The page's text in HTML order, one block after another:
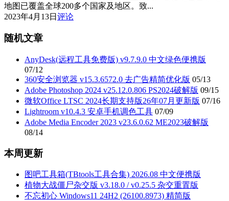
地图已覆盖全球200多个国家及地区。致...
2023年4月13日 评论
随机文章
AnyDesk(远程工具免费版) v9.7.9.0 中文绿色便携版
07/12
360安全浏览器 v15.3.6572.0 去广告精简优化版 05/13
Adobe Photoshop 2024 v25.12.0.806 PS2024破解版 09/15
微软Office LTSC 2024长期支持版26年07月更新版 07/16
Lightroom v10.4.3 安卓手机调色工具 07/09
Adobe Media Encoder 2023 v23.6.0.62 ME2023破解版
08/14
本周更新
图吧工具箱(TBtools工具合集) 2026.08 中文便携版
植物大战僵尸杂交版 v3.18.0 / v0.25.5 杂交重置版
不忘初心 Windows11 24H2 (26100.8973) 精简版